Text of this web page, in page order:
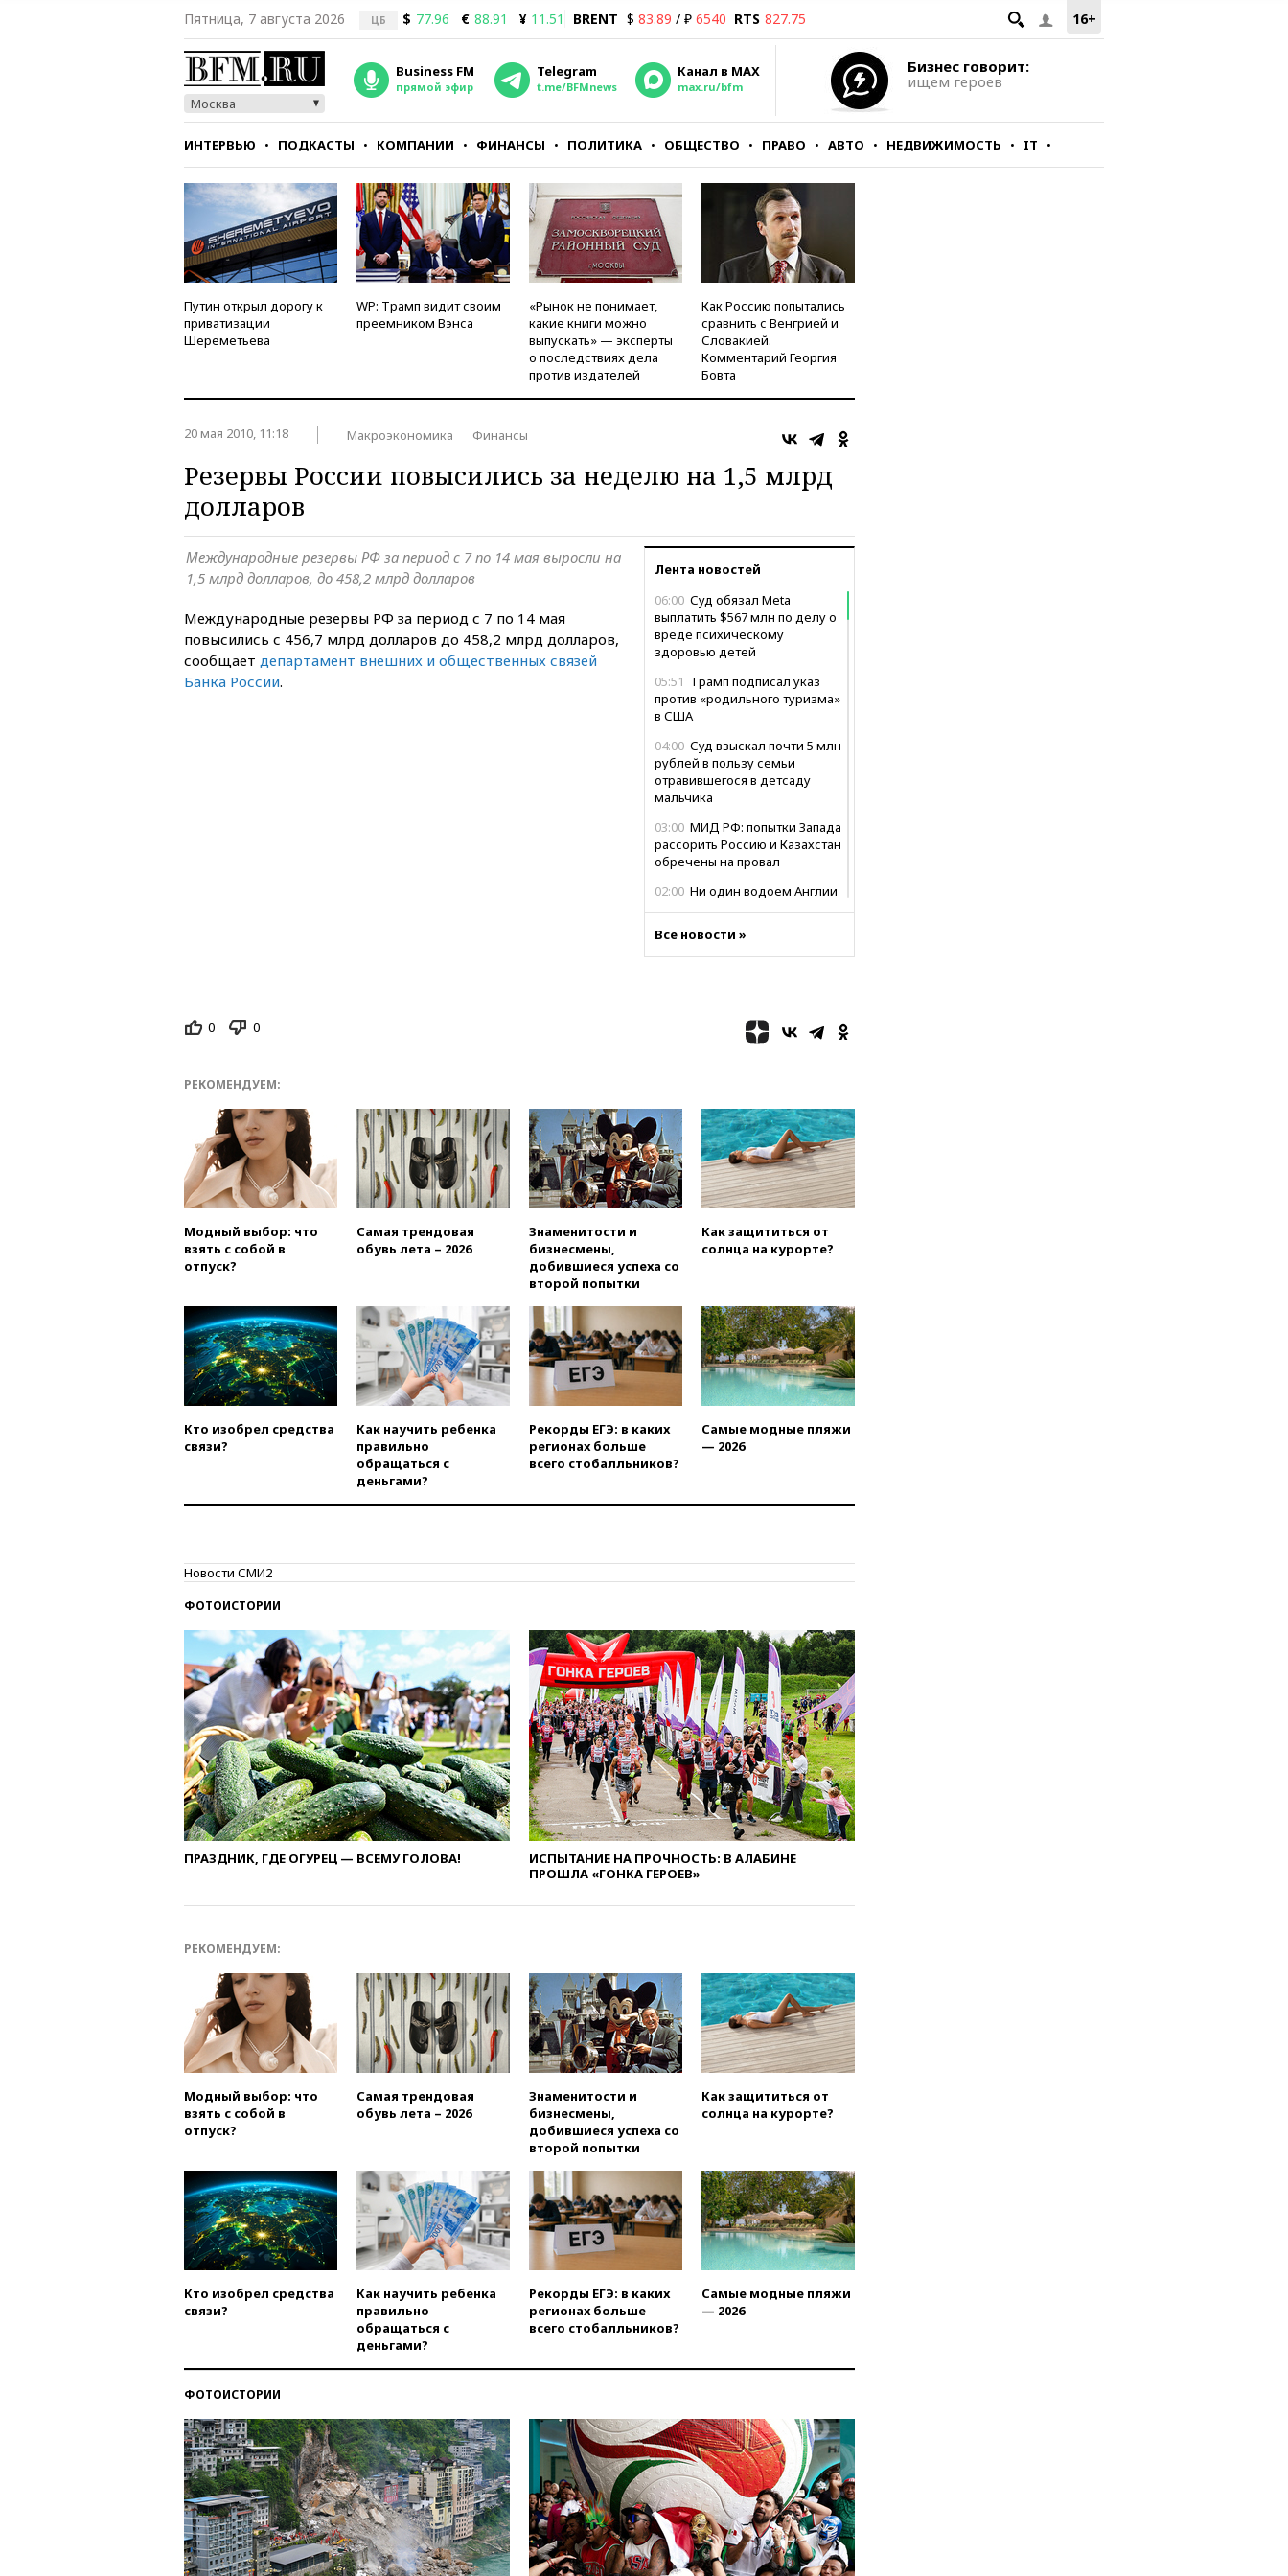
16+
Пятница, 7 августа 2026 ЦБ $ 77.96 € 88.91 ¥ 11.51 BRENT $ 83.89 / ₽ 6540 RTS 827.75
Москва
Business FM
прямой эфир
Telegram
t.me/BFMnews
Канал в MAX
max.ru/bfm
Бизнес говорит:
ищем героев
ИНТЕРВЬЮ ПОДКАСТЫ КОМПАНИИ ФИНАНСЫ ПОЛИТИКА ОБЩЕСТВО ПРАВО АВТО НЕДВИЖИМОСТЬ IT
СТИЛЬ ТЕСТЫ
Путин открыл дорогу к
приватизации
Шереметьева
WP: Трамп видит своим
преемником Вэнса
«Рынок не понимает,
какие книги можно
выпускать» — эксперты
о последствиях дела
против издателей
Как Россию попытались
сравнить с Венгрией и
Словакией.
Комментарий Георгия
Бовта
20 мая 2010, 11:18 Макроэкономика Финансы
Резервы России повысились за неделю на 1,5 млрд
долларов
Лента новостей
06:00 Суд обязал Meta
выплатить $567 млн по делу о
вреде психическому
здоровью детей
05:51 Трамп подписал указ
против «родильного туризма»
в США
04:00 Суд взыскал почти 5 млн
рублей в пользу семьи
отравившегося в детсаду
мальчика
03:00 МИД РФ: попытки Запада
рассорить Россию и Казахстан
обречены на провал
02:00 Ни один водоем Англии
01:00Трамп: США сами
Трамп заявил о
необходимости пополнения
нежелательной организацией
вчера, 23:15В Смоленске
ребенок и женщина погибли
при падении деревьев во
время урагана
вчера, 22:55 В Москве в
пятницу ожидаются ливни
вчера, 22:35
до 2032 года
вчера, 22:28Отказаться от
российского гражданства
станет значительно дороже
вчера, 22:20Путин назвал 76-ю
гвардейскую десантно-
штурмовую дивизию
легендарной
доклад о ситуации на
признала нежелательным в
РФ американский Human
вчера, 21:35«Аэрофлот»
отменяет часть рейсов в Сочи
и Геленджик
вчера, 21:25Руслан Терновой
выиграл золото чемпионата
Европы в прыжках с 10-
метровой вышки
вчера, 21:10 РФ не получала
обращений о прекращении
концессии строительства ж/д
в Армении
вчера, 21:00В России вновь
обсуждают эксперимент по
Армению
вчера, 20:35ПВО за день
сбила еще 281 украинский
беспилотник над Россией
вчера, 20:27Ямпольская
олимпиады для поступления в
предложил оплачивать
защиту дорог от БПЛА из
средств на ремонт
вчера, 20:00Зеленский 8
августа посетит Сербию с
официальным визитом
вчера, 19:58В Госдуму будет
внесен законопроект об
отмене ЕГЭ
вчера, 19:35WP: Трамп
призвал доноров-
республиканцев поддержать
Вэнса на выборах 2028 года
вчера, 19:20 Число ломбардов
в РФ превысило максимум
2022 года
вчера, 19:15Жуковский и
Все новости »
Международные резервы РФ за период с 7 по 14 мая выросли на
1,5 млрд долларов, до 458,2 млрд долларов
Международные резервы РФ за период с 7 по 14 мая
повысились с 456,7 млрд долларов до 458,2 млрд долларов,
сообщает департамент внешних и общественных связей
Банка России.
0 0
РЕКОМЕНДУЕМ:
Модный выбор: что
взять с собой в
отпуск?
Самая трендовая
обувь лета – 2026
Знаменитости и
бизнесмены,
добившиеся успеха со
второй попытки
Как защититься от
солнца на курорте?
Кто изобрел средства
связи?
Как научить ребенка
правильно
обращаться с
деньгами?
Рекорды ЕГЭ: в каких
регионах больше
всего стобалльников?
Самые модные пляжи
— 2026
Новости СМИ2
ФОТОИСТОРИИ
ПРАЗДНИК, ГДЕ ОГУРЕЦ — ВСЕМУ ГОЛОВА!
ИСПЫТАНИЕ НА ПРОЧНОСТЬ: В АЛАБИНЕ
ПРОШЛА «ГОНКА ГЕРОЕВ»
РЕКОМЕНДУЕМ:
Модный выбор: что
взять с собой в
отпуск?
Самая трендовая
обувь лета – 2026
Знаменитости и
бизнесмены,
добившиеся успеха со
второй попытки
Как защититься от
солнца на курорте?
Кто изобрел средства
связи?
Как научить ребенка
правильно
обращаться с
деньгами?
Рекорды ЕГЭ: в каких
регионах больше
всего стобалльников?
Самые модные пляжи
— 2026
ФОТОИСТОРИИ